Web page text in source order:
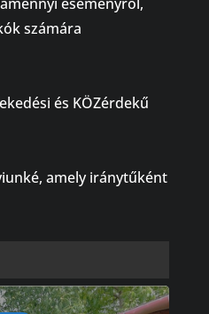
számára
és KÖZérdekű
amely iránytűként